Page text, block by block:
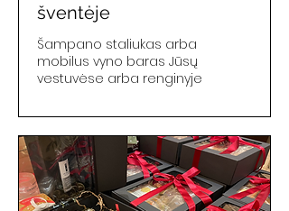
šventėje
Šampano staliukas arba
mobilus vyno baras Jūsų
vestuvėse arba renginyje